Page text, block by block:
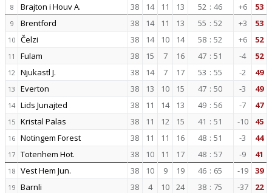
8 Brajton i Houv A. 38 14 11 13 52 : 46 +6 53
9 Brentford 38 14 11 13 55 : 52 +3 53
10 Čelzi 38 14 10 14 58 : 52 +6 52
11 Fulam 38 15 7 16 47 : 51 -4 52
12 Njukastl J. 38 14 7 17 53 : 55 -2 49
13 Everton 38 13 10 15 47 : 50 -3 49
14 Lids Junajted 38 11 14 13 49 : 56 -7 47
15 Kristal Palas 38 11 12 15 41 : 51 -10 45
16 Notingem Forest 38 11 11 16 48 : 51 -3 44
17 Totenhem Hot. 38 10 11 17 48 : 57 -9 41
18 Vest Hem Jun. 38 10 9 19 46 : 65 -19 39
19 Barnli 38 4 10 24 38 : 75 -37 22